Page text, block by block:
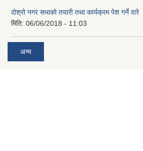
दोश्रो नगर सभाको तयारी तथा कार्यक्रम पेश गर्ने वारे
मिति: 06/06/2018 - 11:03
अन्य